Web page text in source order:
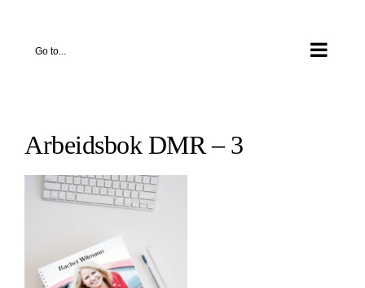
content
Go to...
Arbeidsbok DMR – 3